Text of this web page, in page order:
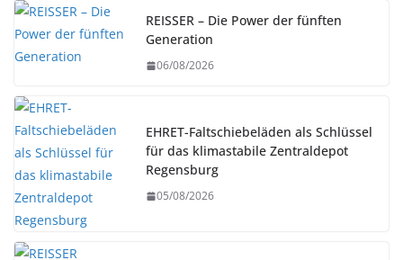
REISSER – Die Power der fünften
Generation
06/08/2026
EHRET-Faltschiebeläden als Schlüssel
für das klimastabile Zentraldepot
Regensburg
05/08/2026